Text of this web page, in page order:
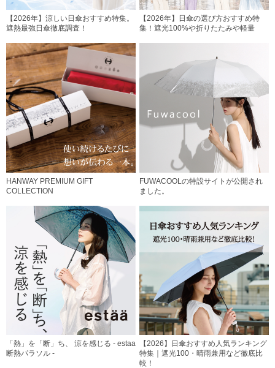
【2026年】涼しい日傘おすすめ特集。
遮熱最強日傘徹底調査！
【2026年】日傘の選び方おすすめ特
集！遮光100%や折りたたみや軽量
HANWAY PREMIUM GIFT
COLLECTION
FUWACOOLの特設サイトが公開され
ました。
「熱」を「断」ち、 涼を感じる - estaa
断熱パラソル -
【2026】日傘おすすめ人気ランキング
特集｜遮光100・晴雨兼用など徹底比
較！